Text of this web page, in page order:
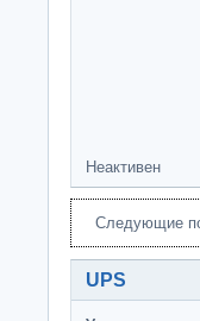
Неактивен
Следующие
UPS